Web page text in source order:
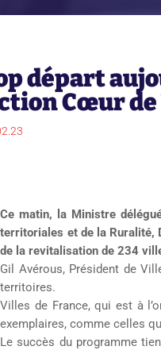
départ
Cœur
Ce matin, la Ministre
territoriales et de la Ruralité,
de la revitalisation de 234
Gil Avérous, Président de
territoires.
Villes de France, qui est à
exemplaires, comme celles
Le succès du programme